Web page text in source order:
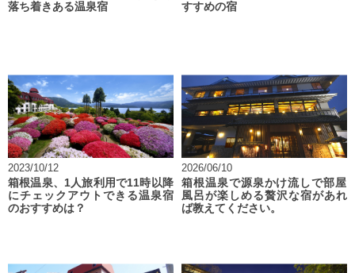
落ち着きある温泉宿
すすめの宿
2023/10/12
箱根温泉、1人旅利用で11時以降
にチェックアウトできる温泉宿
のおすすめは？
2026/06/10
箱根温泉で源泉かけ流しで部屋
風呂が楽しめる贅沢な宿があれ
ば教えてください。